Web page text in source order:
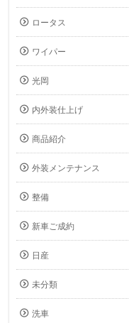
ロータス
ワイパー
光岡
内外装仕上げ
商品紹介
外装メンテナンス
整備
新車ご成約
日産
未分類
洗車